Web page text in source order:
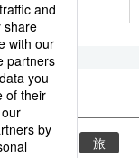
観光 旅